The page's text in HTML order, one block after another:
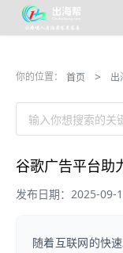
你的位置： 首页 > 出
输入你想搜索的关
谷歌广告平台助
发布日期：2025-09-
随着互联网的快